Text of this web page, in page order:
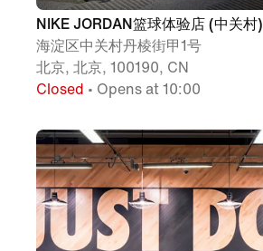
NIKE JORDAN篮球体验店 (中关村)
海淀区中关村丹棱街甲1号
北京, 北京, 100190, CN
Closed • Opens at 10:00